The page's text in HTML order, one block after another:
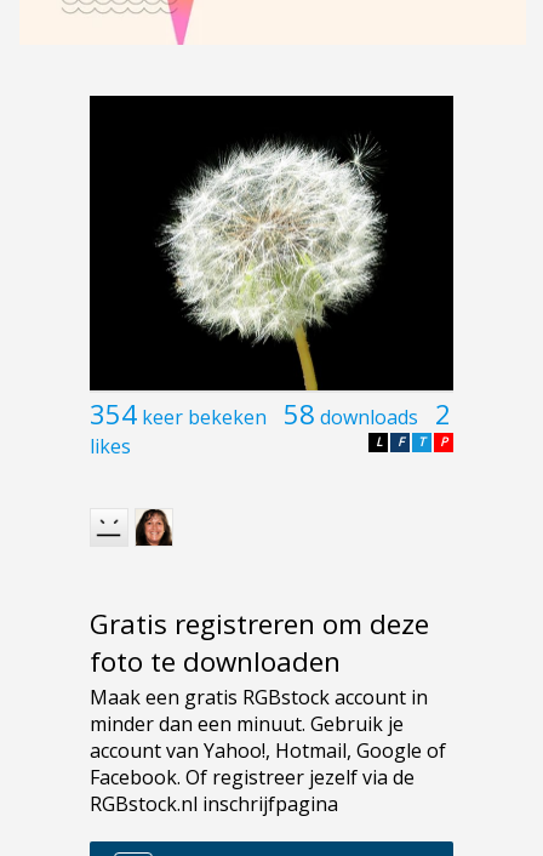
354 keer bekeken 58 downloads 2
likes P
T
F
L
Gratis registreren om deze
foto te downloaden